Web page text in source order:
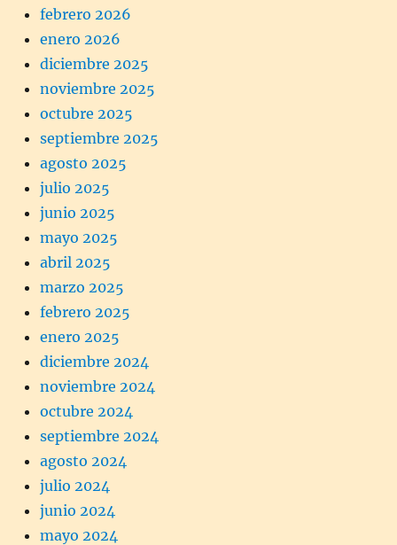
febrero 2026
enero 2026
diciembre 2025
noviembre 2025
octubre 2025
septiembre 2025
agosto 2025
julio 2025
junio 2025
mayo 2025
abril 2025
marzo 2025
febrero 2025
enero 2025
diciembre 2024
noviembre 2024
octubre 2024
septiembre 2024
agosto 2024
julio 2024
junio 2024
mayo 2024